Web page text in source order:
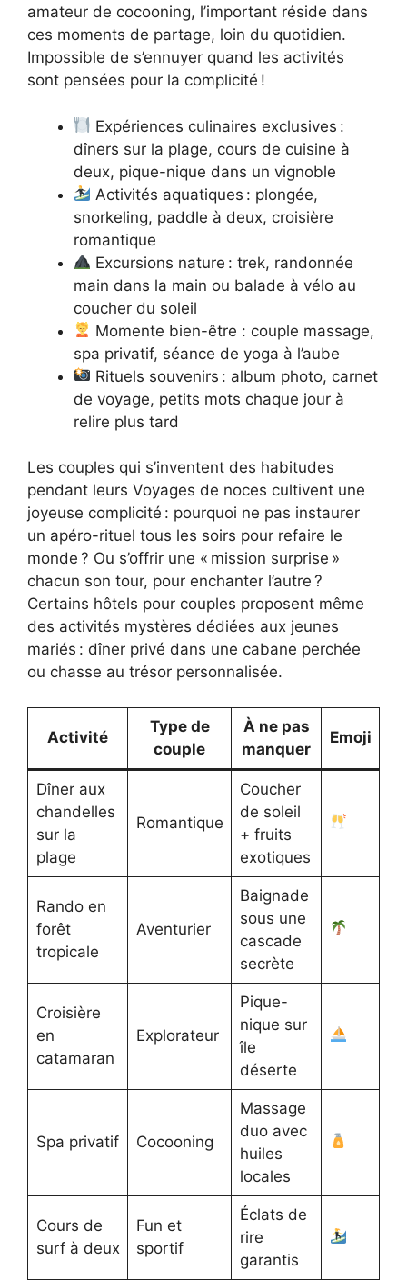
amateur de cocooning, l’important réside dans
ces moments de partage, loin du quotidien.
Impossible de s’ennuyer quand les activités
sont pensées pour la complicité !
Expériences culinaires exclusives :
dîners sur la plage, cours de cuisine à
deux, pique-nique dans un vignoble
Activités aquatiques : plongée,
snorkeling, paddle à deux, croisière
romantique
Excursions nature : trek, randonnée
main dans la main ou balade à vélo au
coucher du soleil
Momente bien-être : couple massage,
spa privatif, séance de yoga à l’aube
Rituels souvenirs : album photo, carnet
de voyage, petits mots chaque jour à
relire plus tard
Les couples qui s’inventent des habitudes
pendant leurs Voyages de noces cultivent une
joyeuse complicité : pourquoi ne pas instaurer
un apéro-rituel tous les soirs pour refaire le
monde ? Ou s’offrir une « mission surprise »
chacun son tour, pour enchanter l’autre ?
Certains hôtels pour couples proposent même
des activités mystères dédiées aux jeunes
mariés : dîner privé dans une cabane perchée
ou chasse au trésor personnalisée.
Activité
Type de
couple
À ne pas
manquer
Emoji
Dîner aux
chandelles
sur la
plage
Romantique
Coucher
de soleil
+ fruits
exotiques
Rando en
forêt
tropicale
Aventurier
Baignade
sous une
cascade
secrète
Croisière
en
catamaran
Explorateur
Pique-
nique sur
île
déserte
Spa privatif Cocooning
Massage
duo avec
huiles
locales
Cours de
surf à deux
Fun et
sportif
Éclats de
rire
garantis